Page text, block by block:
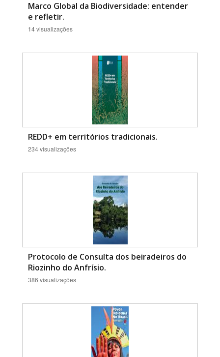
Marco Global da Biodiversidade: entender
e refletir.
14 visualizações
REDD+ em territórios tradicionais.
234 visualizações
Protocolo de Consulta dos beiradeiros do
Riozinho do Anfrísio.
386 visualizações